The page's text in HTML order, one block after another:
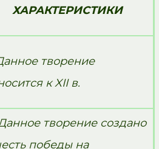
ХАРАКТЕРИСТИКИ
творение
к XII в.
творение создано
победы на